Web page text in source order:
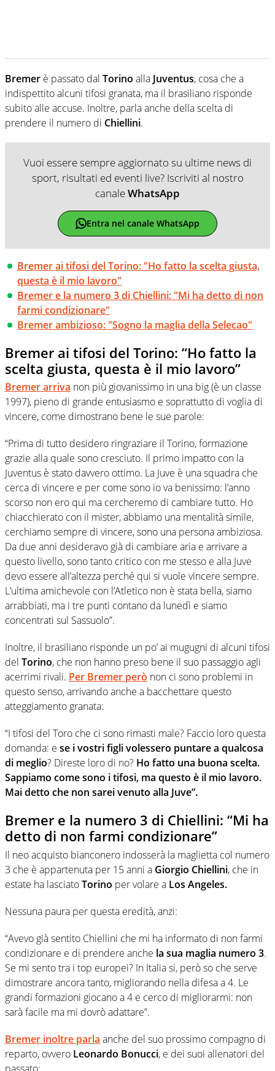
Bremer è passato dal Torino alla Juventus, cosa che a
indispettito alcuni tifosi granata, ma il brasiliano risponde
subito alle accuse. Inoltre, parla anche della scelta di
prendere il numero di Chiellini.
Vuoi essere sempre aggiornato su ultime news di
sport, risultati ed eventi live? Iscriviti al nostro
canaleWhatsApp
Entra nel canale WhatsApp
Bremer ai tifosi del Torino: "Ho fatto la scelta giusta,
questa è il mio lavoro"
Bremer e la numero 3 di Chiellini: "Mi ha detto di non
farmi condizionare"
Bremer ambizioso: "Sogno la maglia della Selecao"
Bremer ai tifosi del Torino: “Ho fatto la
scelta giusta, questa è il mio lavoro”
Bremerarriva non più giovanissimo in una big (è un classe
1997), pieno di grande entusiasmo e soprattutto di voglia di
vincere, come dimostrano bene le sue parole:
“Prima di tutto desidero ringraziare il Torino, formazione
grazie alla quale sono cresciuto. Il primo impatto con la
Juventus è stato davvero ottimo. La Juve è una squadra che
cerca di vincere e per come sono io va benissimo: l’anno
scorso non ero qui ma cercheremo di cambiare tutto. Ho
chiacchierato con il mister, abbiamo una mentalità simile,
cerchiamo sempre di vincere, sono una persona ambiziosa.
Da due anni desideravo già di cambiare aria e arrivare a
questo livello, sono tanto critico con me stesso e alla Juve
devo essere all’altezza perché qui si vuole vincere sempre.
L’ultima amichevole con l’Atletico non è stata bella, siamo
arrabbiati, ma i tre punti contano da lunedì e siamo
concentrati sul Sassuolo”.
Inoltre, il brasiliano risponde un po’ ai mugugni di alcuni tifosi
del Torino, che non hanno preso bene il suo passaggio agli
acerrimi rivali. Per Bremer però non ci sono problemi in
questo senso, arrivando anche a bacchettare questo
atteggiamento granata:
“I tifosi del Toro che ci sono rimasti male? Faccio loro questa
domanda: e se i vostri figli volessero puntare a qualcosa
di meglio? Direste loro di no? Ho fatto una buona scelta.
Sappiamo come sono i tifosi, ma questo è il mio lavoro.
Mai detto che non sarei venuto alla Juve”.
Bremer e la numero 3 di Chiellini: “Mi ha
detto di non farmi condizionare”
Il neo acquisto bianconero indosserà la maglietta col numero
3 che è appartenuta per 15 anni a Giorgio Chiellini, che in
estate ha lasciatoTorino per volare a Los Angeles.
Nessuna paura per questa eredità, anzi:
“Avevo già sentito Chiellini che mi ha informato di non farmi
condizionare e di prendere anche la sua maglia numero 3.
Se mi sento tra i top europei? In Italia si, però so che serve
dimostrare ancora tanto, migliorando nella difesa a 4. Le
grandi formazioni giocano a 4 e cerco di migliorarmi: non
sarà facile ma mi dovrò adattare”.
Bremer inoltre parla anche del suo prossimo compagno di
reparto, ovvero Leonardo Bonucci, e dei suoi allenatori del